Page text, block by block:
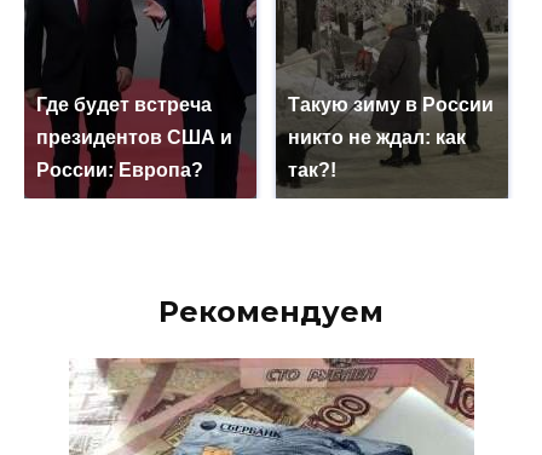
Где будет встреча
президентов США и
России: Европа?
Такую зиму в России
никто не ждал: как
так?!
Рекомендуем